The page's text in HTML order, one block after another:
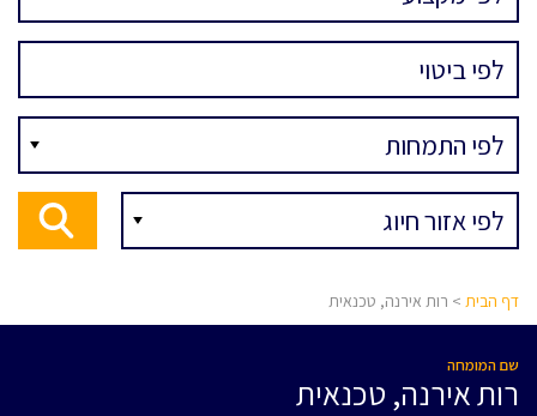
דף הבית > רות אירנה, טכנאית
שם המומחה
רות אירנה, טכנאית